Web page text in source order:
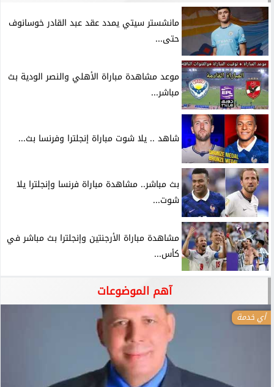
مانشستر سيتي يمدد عقد عبد القادر خوسانوف
حتى...
موعد مشاهدة مباراة الأهلي والنصر الودية بث
مباشر...
شاهد .. يلا شوت مباراة إنجلترا وفرنسا بث...
بث مباشر.. مشاهدة مباراة فرنسا وإنجلترا يلا
شوت...
مشاهدة مباراة الأرجنتين وإنجلترا بث مباشر في
كأس...
آهم الموضوعات
أي خدمة